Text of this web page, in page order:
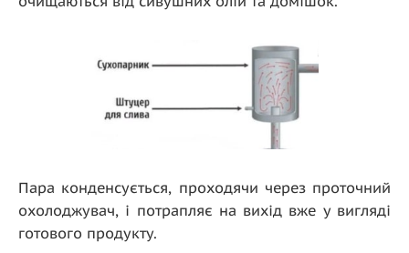
Пара конденсується, проходячи через проточний
охолоджувач, і потрапляє на вихід вже у вигляді
готового продукту.